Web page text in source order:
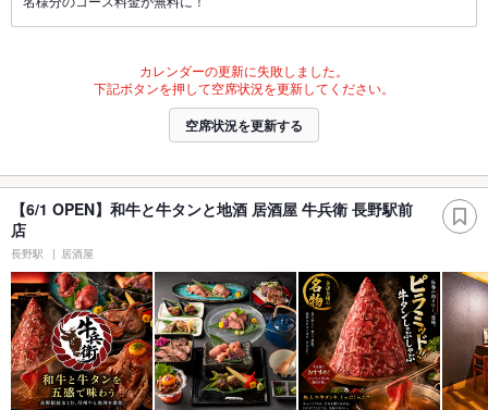
カレンダーの更新に失敗しました。
下記ボタンを押して空席状況を更新してください。
空席状況を更新する
【6/1 OPEN】和牛と牛タンと地酒 居酒屋 牛兵衛 長野駅前
店
長野駅 居酒屋